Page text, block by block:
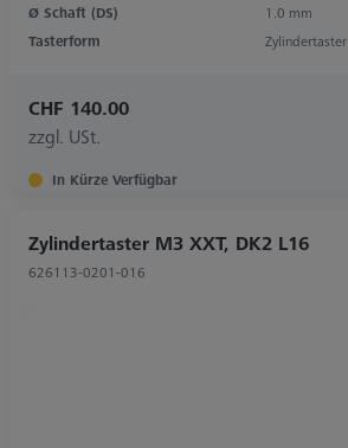
Ø Schaft (DS)
1.0 mm
Tasterform
Zylindertaster
CHF 140.00
zzgl. USt.
In Kürze Verfügbar
Zylindertaster M3 XXT, DK2 L16
626113-0201-016